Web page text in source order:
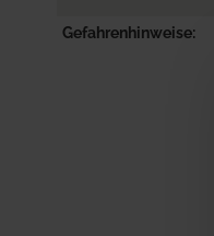
Gefahrenhinweise